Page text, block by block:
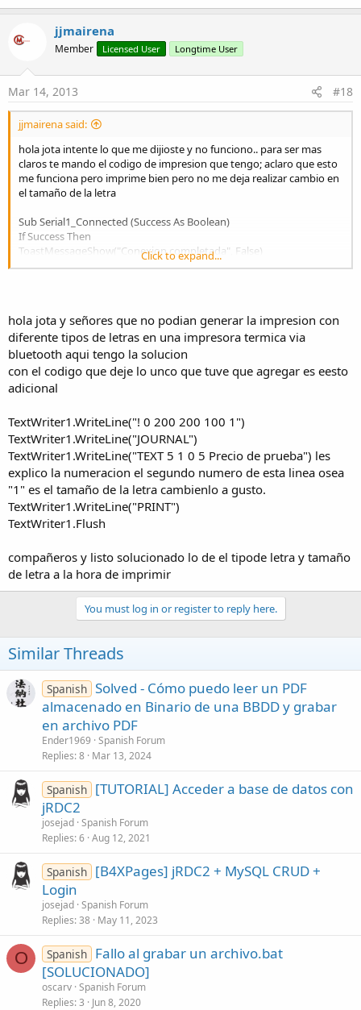
jjmairena
Member Licensed User Longtime User
Mar 14, 2013 #18
jjmairena said:
hola jota intente lo que me dijioste y no funciono.. para ser mas
claros te mando el codigo de impresion que tengo; aclaro que esto
me funciona pero imprime bien pero no me deja realizar cambio en
el tamaño de la letra
Sub Serial1_Connected (Success As Boolean)
If Success Then
ToastMessageShow("Conexion completada", False)
' TextReader1.Initialize(Serial1.InputStream)
If connected Then
TextWriter1.WriteLine(txtSend.text)
TextWriter1.Flush
txtSend.text = ""
End If
Else
connected = False
Timer1.Enabled = False
Msgbox(LastException.Message, "Error de conexion.")
End If
StartActivity("ListaClientesFact")
Activity.Finish
' GenerarFact_Click
Sub Timer1_Tick
If connected Then
' If TextReader1.Ready Then 'check if there is any data waiting to be
' txtLog.Text = txtLog.Text & TextReader1.ReadLine & CRLF
' End If
End If
End Sub
Sub Impresion
Dim PairedDevices As Map
PairedDevices = serial1.GetPairedDevices
Dim l As List
l.Initialize
For i = 0 To PairedDevices.Size - 1
Next
Dim res As Int
res = InputList(l, "Choose device", -1) 'show list with paired devices
If res <> DialogResponse.CANCEL Then
serial1.ConnectInsecure (Admin, PairedDevices.Get(l.Get(res)), 1)
' serial1.Connect(PairedDevices.Get(l.Get(res))) 'convert the name to
mac address
End If
End Sub
Click to expand...
hola jota y señores que no podian generar la impresion con
diferente tipos de letras en una impresora termica via
bluetooth aqui tengo la solucion
con el codigo que deje lo unco que tuve que agregar es eesto
adicional
TextWriter1.WriteLine("! 0 200 200 100 1")
TextWriter1.WriteLine("JOURNAL")
TextWriter1.WriteLine("TEXT 5 1 0 5 Precio de prueba") les
explico la numeracion el segundo numero de esta linea osea
"1" es el tamaño de la letra cambienlo a gusto.
TextWriter1.WriteLine("PRINT")
TextWriter1.Flush
compañeros y listo solucionado lo de el tipode letra y tamaño
de letra a la hora de imprimir
You must log in or register to reply here.
Similar Threads
Spanish Solved - Cómo puedo leer un PDF
almacenado en Binario de una BBDD y grabar
en archivo PDF
Ender1969 Spanish Forum
Replies 8 Mar 13, 2024
Spanish [TUTORIAL] Acceder a base de datos con
jRDC2
josejad Spanish Forum
Replies 6 Aug 12, 2021
Spanish [B4XPages] jRDC2 + MySQL CRUD +
Login
josejad Spanish Forum
Replies 38 May 11, 2023
O Spanish Fallo al grabar un archivo.bat
[SOLUCIONADO]
oscarv Spanish Forum
Replies 3 Jun 8, 2020